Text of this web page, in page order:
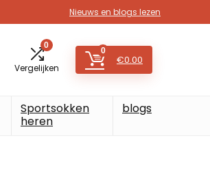
Nieuws en blogs lezen
0
Vergelijken
0
€0.00
Sportsokken
heren
blogs